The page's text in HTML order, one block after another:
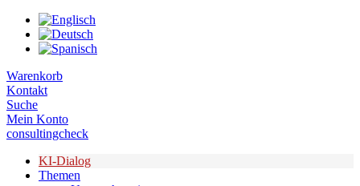
Zum
Inhalt
springen
Warenkorb
Kontakt
Suche
Mein Konto
consultingcheck
KI-Dialog
Themen